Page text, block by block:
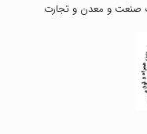
صنعت و معدن و تجارت